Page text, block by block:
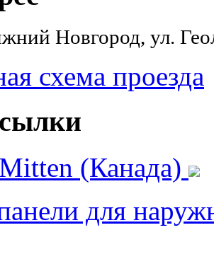
Новгород, ул.
схема проезда
(Канада)
для